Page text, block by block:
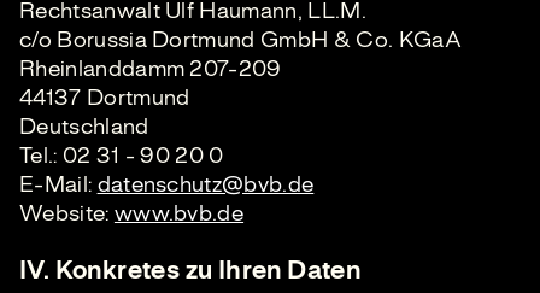
Rechtsanwalt Ulf Haumann, LL.M.
c/o Borussia Dortmund GmbH & Co. KGaA
Rheinlanddamm 207-209
44137 Dortmund
Deutschland
Tel.: 02 31 - 90 20 0
E-Mail: datenschutz@bvb.de
Website: www.bvb.de
IV. Konkretes zu Ihren Daten